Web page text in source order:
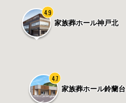
家族葬ホール鈴蘭台
4.7
家族葬ホール神戸北
4.9